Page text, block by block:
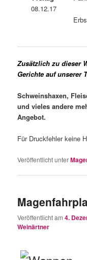
08.12.17
Zusätzlich zu dieser
Gerichte auf unserer
Schweinshaxen,
und vielesandere
Angebot.
Für Druckfehler keine
Veröffentlicht unter
Veröffentlicht am4.
Weinärtner